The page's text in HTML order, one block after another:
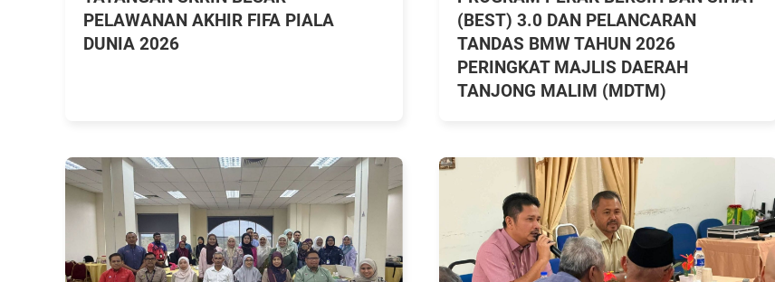
PELAWANAN AKHIR FIFA PIALA
DUNIA 2026
(BEST) 3.0 DAN PELANCARAN
TANDAS BMW TAHUN 2026
PERINGKAT MAJLIS DAERAH
TANJONG MALIM (MDTM)